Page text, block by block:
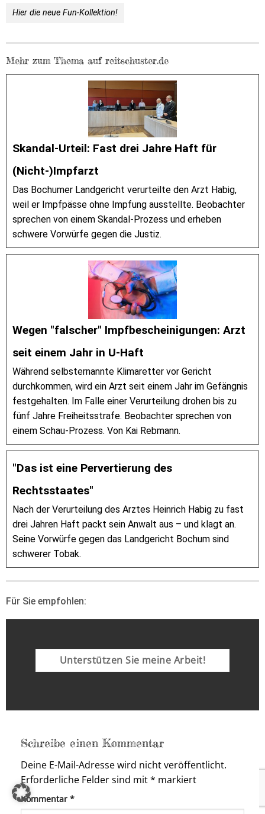
Hier die neue Fun-Kollektion!
Mehr zum Thema auf reitschuster.de
Skandal-Urteil: Fast drei Jahre Haft für
(Nicht-)Impfarzt
Das Bochumer Landgericht verurteilte den Arzt Habig,
weil er Impfpässe ohne Impfung ausstellte. Beobachter
sprechen von einem Skandal-Prozess und erheben
schwere Vorwürfe gegen die Justiz.
Wegen "falscher" Impfbescheinigungen: Arzt
seit einem Jahr in U-Haft
Während selbsternannte Klimaretter vor Gericht
durchkommen, wird ein Arzt seit einem Jahr im Gefängnis
festgehalten. Im Falle einer Verurteilung drohen bis zu
fünf Jahre Freiheitsstrafe. Beobachter sprechen von
einem Schau-Prozess. Von Kai Rebmann.
"Das ist eine Pervertierung des
Rechtsstaates"
Nach der Verurteilung des Arztes Heinrich Habig zu fast
drei Jahren Haft packt sein Anwalt aus – und klagt an.
Seine Vorwürfe gegen das Landgericht Bochum sind
schwerer Tobak.
Für Sie empfohlen:
Unterstützen Sie meine Arbeit!
Schreibe einen Kommentar
Deine E-Mail-Adresse wird nicht veröffentlicht.
Erforderliche Felder sind mit* markiert
Kommentar *